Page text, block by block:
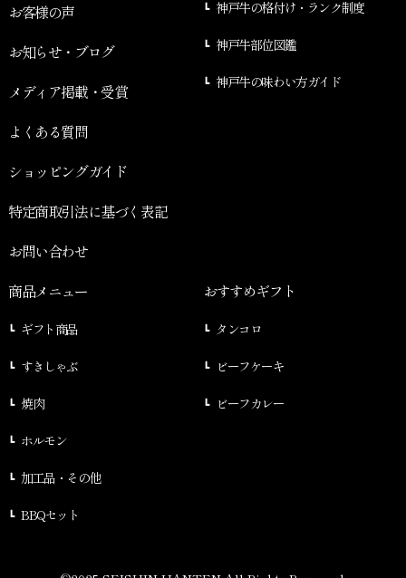
お客様の声
お知らせ・ブログ
メディア掲載・受賞
よくある質問
ショッピングガイド
特定商取引法に基づく表記
お問い合わせ
神戸牛の格付け・ランク制度
神戸牛部位図鑑
神戸牛の味わい方ガイド
商品メニュー
ギフト商品
すきしゃぶ
焼肉
ホルモン
加工品・その他
BBQセット
おすすめギフト
タンコロ
ビーフケーキ
ビーフカレー